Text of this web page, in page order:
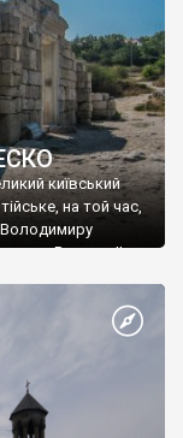
київський
на той час,
Василю ІІ, та
християнином.
Таврійського